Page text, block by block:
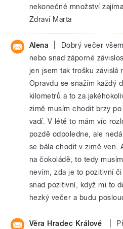
nekonečné množství
Zdraví Marta
Alena
Dobrý večer
nebo snad záporné
jen jsem tak trošku závislá
Opravdu se snažím každý
kilometrů a to za
zimě musím chodit brzy
vadí. V létě to mám víc
pozdě odpoledne, ale
se bála chodit v zimě ven.
na čokoládě, to tedy
nevím, zda je to pozitivní
snad pozitivní, když mi to
hezký večer a budu
Věra Hradec Králové